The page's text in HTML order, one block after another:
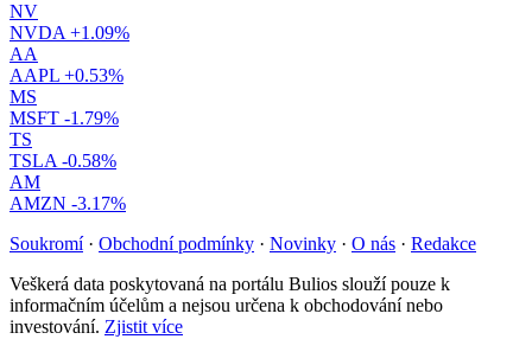
NV
NVDA +1.09%
AA
AAPL +0.53%
MS
MSFT -1.79%
TS
TSLA -0.58%
AM
AMZN -3.17%
Soukromí · Obchodní podmínky · Novinky · O nás · Redakce
Veškerá data poskytovaná na portálu Bulios slouží pouze k
informačním účelům a nejsou určena k obchodování nebo
investování. Zjistit více